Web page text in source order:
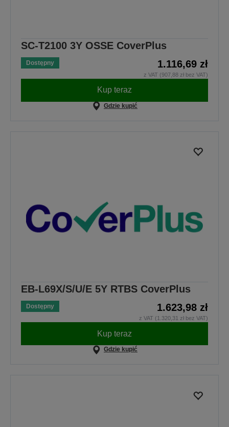
SC-T2100 3Y OSSE CoverPlus
Dostępny 1.116,69 zł
z VAT (907,88 zł bez VAT)
Kup teraz
Gdzie kupić
EB-L69X/S/U/E 5Y RTBS CoverPlus
Dostępny 1.623,98 zł
z VAT (1.320,31 zł bez VAT)
Kup teraz
Gdzie kupić